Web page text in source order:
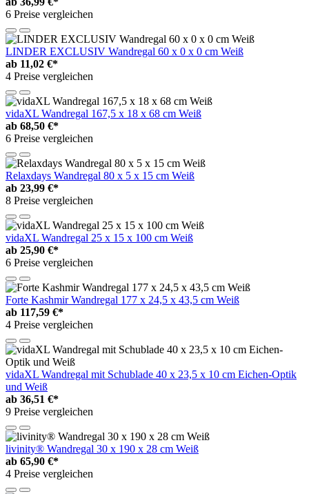
6 Preise vergleichen
LINDER EXCLUSIV Wandregal 60 x 0 x 0 cm Weiß
ab 11,02 €*
4 Preise vergleichen
vidaXL Wandregal 167,5 x 18 x 68 cm Weiß
ab 68,50 €*
6 Preise vergleichen
Relaxdays Wandregal 80 x 5 x 15 cm Weiß
ab 23,99 €*
8 Preise vergleichen
vidaXL Wandregal 25 x 15 x 100 cm Weiß
ab 25,90 €*
6 Preise vergleichen
Forte Kashmir Wandregal 177 x 24,5 x 43,5 cm Weiß
ab 117,59 €*
4 Preise vergleichen
vidaXL Wandregal mit Schublade 40 x 23,5 x 10 cm Eichen-Optik
und Weiß
ab 36,51 €*
9 Preise vergleichen
livinity® Wandregal 30 x 190 x 28 cm Weiß
ab 65,90 €*
4 Preise vergleichen